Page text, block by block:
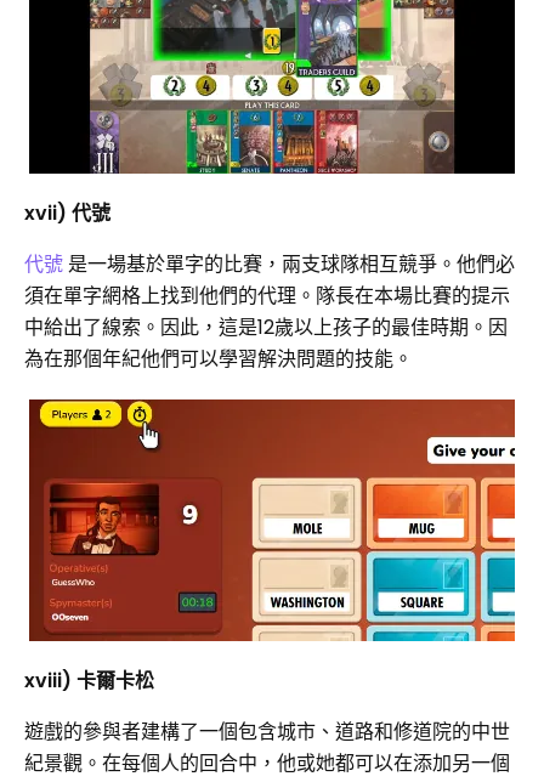
xvii) 代號
代號是一場基於單字的比賽，兩支球隊相互競爭。他們必
須在單字網格上找到他們的代理。隊長在本場比賽的提示
中給出了線索。因此，這是12歲以上孩子的最佳時期。因
為在那個年紀他們可以學習解決問題的技能。
xviii) 卡爾卡松
遊戲的參與者建構了一個包含城市、道路和修道院的中世
紀景觀。在每個人的回合中，他或她都可以在添加另一個